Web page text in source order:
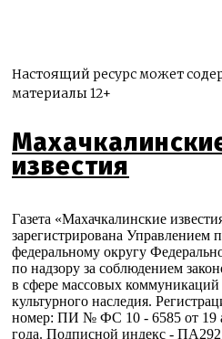
Настоящий ресурс может
материалы 12+
известия
Газета «Махачкалинские
зарегистрирована
федеральному округу
по надзору за соблюдением
в сфере массовых коммуникаций
культурного наследия.
номер: ПИ № ФС 10 - 6585 от 19
года. Подписной индекс - ПА292